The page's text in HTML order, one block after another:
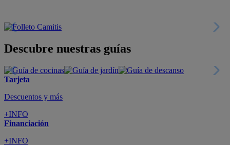
Descubre nuestras guías
Tarjeta
Descuentos y más
+INFO
Financiación
+INFO